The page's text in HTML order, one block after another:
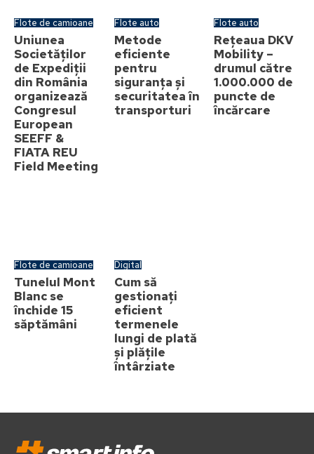
Flote de camioane
Uniunea
Societăților
de Expediții
din România
organizează
Congresul
European
SEEFF &
FIATA REU
Field Meeting
Flote auto
Metode
eficiente
pentru
siguranța și
securitatea în
transporturi
Flote auto
Rețeaua DKV
Mobility –
drumul către
1.000.000 de
puncte de
încărcare
Flote de camioane
Tunelul Mont
Blanc se
închide 15
săptămâni
Digital
Cum să
gestionați
eficient
termenele
lungi de plată
și plățile
întârziate